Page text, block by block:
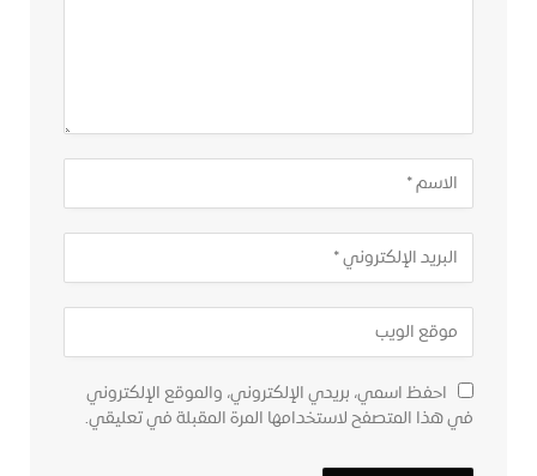
احفظ اسمي، بريدي الإلكتروني، والموقع الإلكتروني
في هذا المتصفح لاستخدامها المرة المقبلة في تعليقي.